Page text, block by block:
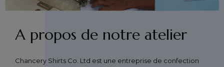
A propos de notre atelier
Chancery Shirts Co. Ltd est une entreprise de confection